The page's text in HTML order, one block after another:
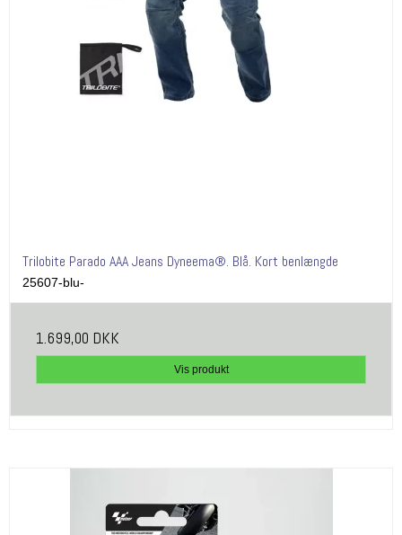
Trilobite Parado AAA Jeans Dyneema®. Blå. Kort benlængde
25607-blu-
1.699,00 DKK
Vis produkt